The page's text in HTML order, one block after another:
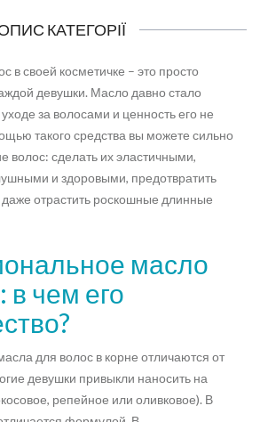
КАТЕГОРІЇ
в своей косметичке – это просто
девушки. Масло давно стало
за волосами и ценность его не
такого средства вы можете сильно
волос: сделать их эластичными,
и здоровыми, предотвратить
даже отрастить роскошные длинные
масло
в чем его
для волос в корне отличаются от
девушки привыкли наносить на
репейное или оливковое). В